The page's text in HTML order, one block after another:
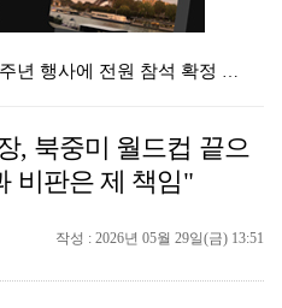
블랙핑크, 데뷔 10주년 행사에 전원 참석 확정 [공식…
블랙핑크, 완전체 10주년 행사 성사됐지만…'40명만 …
'골프채 난동' 女, 현행범 체포
, 북중미 월드컵 끝으
비판은 제 책임"
작성 : 2026년 05월 29일(금) 13:51